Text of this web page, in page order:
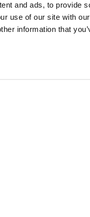
and ads, to provide
use of our site with
information that
trafi we właściwe